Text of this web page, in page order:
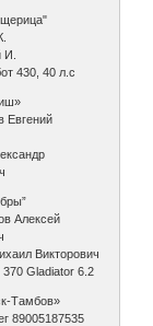
И.
430, 40 л.с
Евгений
Алексей
Викторович
Gladiator 6.2
Тамбов»
89005187535